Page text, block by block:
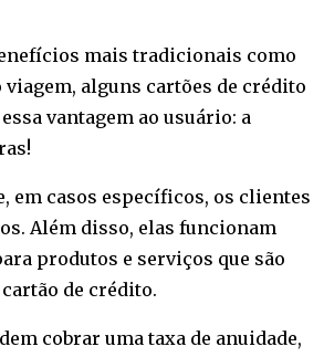
mais tradicionais como
viagem, alguns cartões de crédito
vantagem ao usuário: a
em casos específicos, os clientes
Além disso, elas funcionam
produtos e serviços que são
de crédito.
cobrar uma taxa de anuidade,